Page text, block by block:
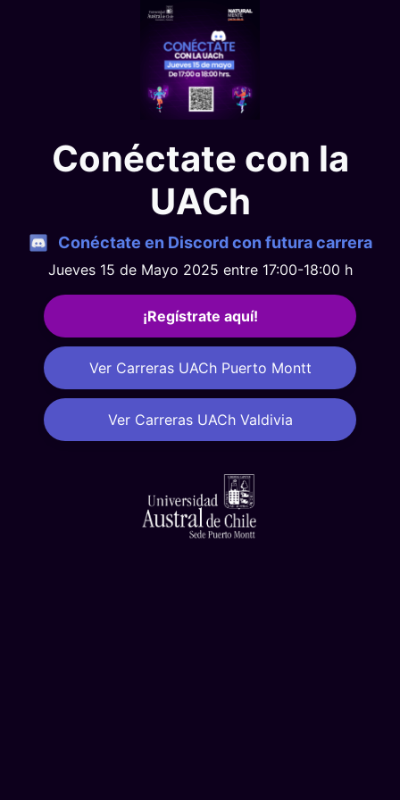
Conéctate con la
UACh
Conéctate en Discord con futura carrera
Jueves 15 de Mayo 2025 entre 17:00-18:00 h
¡Regístrate aquí!
Ver Carreras UACh Puerto Montt
Ver Carreras UACh Valdivia